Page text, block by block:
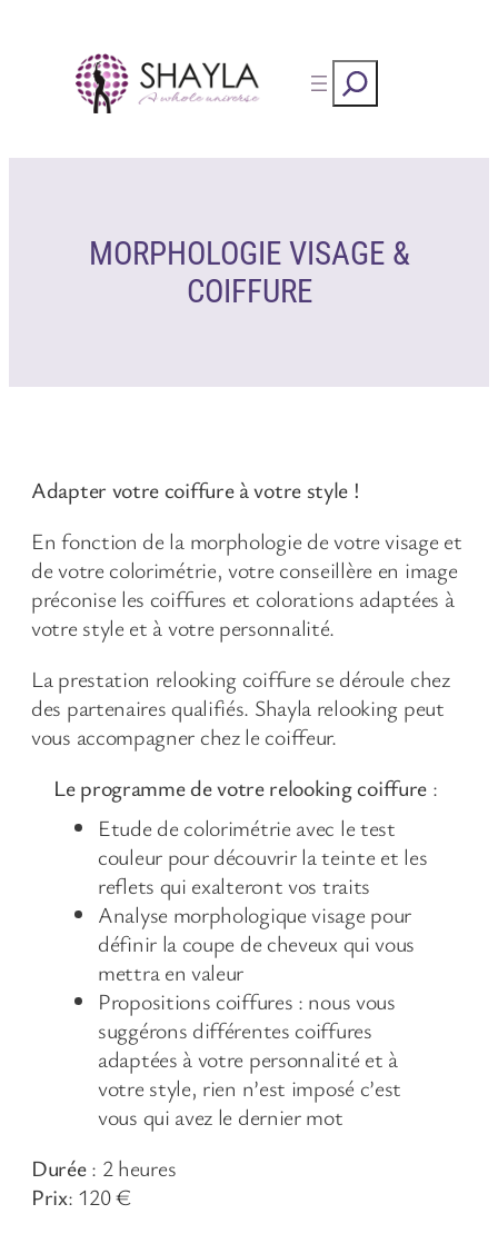
content
Rechercher
MORPHOLOGIE VISAGE &
COIFFURE
Adapter votre coiffure à votre style !
En fonction de la morphologie de votre visage et
de votre colorimétrie, votre conseillère en image
préconise les coiffures et colorations adaptées à
votre style et à votre personnalité.
La prestation relooking coiffure se déroule chez
des partenaires qualifiés. Shayla relooking peut
vous accompagner chez le coiffeur.
Le programme de votre relooking coiffure :
Etude de colorimétrie avec le test
couleur pour découvrir la teinte et les
reflets qui exalteront vos traits
Analyse morphologique visage pour
définir la coupe de cheveux qui vous
mettra en valeur
Propositions coiffures : nous vous
suggérons différentes coiffures
adaptées à votre personnalité et à
votre style, rien n’est imposé c’est
vous qui avez le dernier mot
Durée: 2 heures
Prix: 120 €